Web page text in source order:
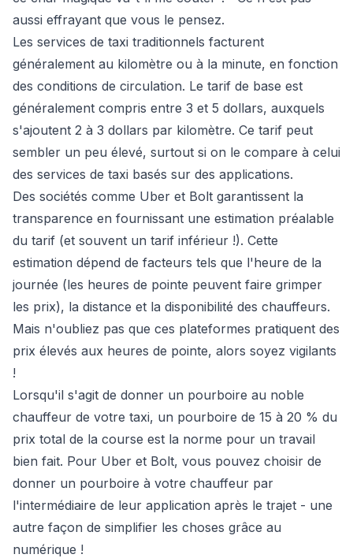
aussi effrayant que vous le pensez.
Les services de taxi traditionnels facturent
généralement au kilomètre ou à la minute, en fonction
des conditions de circulation. Le tarif de base est
généralement compris entre 3 et 5 dollars, auxquels
s'ajoutent 2 à 3 dollars par kilomètre. Ce tarif peut
sembler un peu élevé, surtout si on le compare à celui
des services de taxi basés sur des applications.
Des sociétés comme Uber et Bolt garantissent la
transparence en fournissant une estimation préalable
du tarif (et souvent un tarif inférieur !). Cette
estimation dépend de facteurs tels que l'heure de la
journée (les heures de pointe peuvent faire grimper
les prix), la distance et la disponibilité des chauffeurs.
Mais n'oubliez pas que ces plateformes pratiquent des
prix élevés aux heures de pointe, alors soyez vigilants
!
Lorsqu'il s'agit de donner un pourboire au noble
chauffeur de votre taxi, un pourboire de 15 à 20 % du
prix total de la course est la norme pour un travail
bien fait. Pour Uber et Bolt, vous pouvez choisir de
donner un pourboire à votre chauffeur par
l'intermédiaire de leur application après le trajet - une
autre façon de simplifier les choses grâce au
numérique !